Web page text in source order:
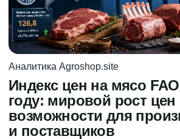
Аналитика Agroshop.site
Индекс цен на мясо
году: мировой рост цен
возможности для
и поставщиков